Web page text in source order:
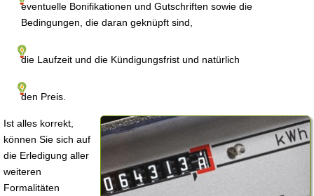
eventuelle Bonifikationen und Gutschriften sowie die
Bedingungen, die daran geknüpft sind,
die Laufzeit und die Kündigungsfrist und natürlich
den Preis.
Ist alles korrekt,
können Sie sich auf
die Erledigung aller
weiteren
Formalitäten